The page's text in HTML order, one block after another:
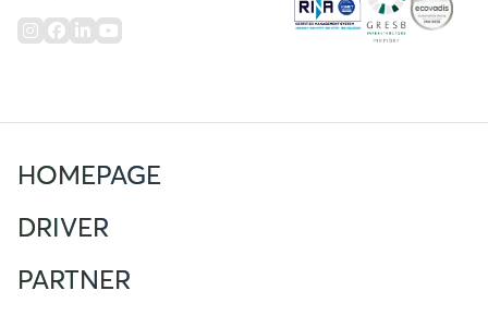
HOMEPAGE
DRIVER
PARTNER